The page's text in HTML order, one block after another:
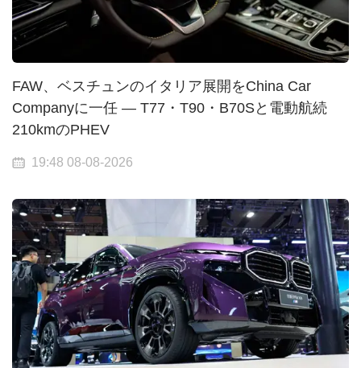
FAW、ベスチュンのイタリア展開をChina Car
Companyに一任 — T77・T90・B70Sと電動航続
210kmのPHEV
19:48 08-08-2026